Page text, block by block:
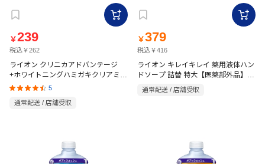
￥239
税込￥262
ライオン クリニカアドバンテージ
+ホワイトニングハミガキクリアミン
ト 130g
5
通常配送 / 店舗受取
￥379
税込￥416
ライオン キレイキレイ 薬用液体ハン
ドソープ 詰替 特大【医薬部外品】
通常配送 / 店舗受取